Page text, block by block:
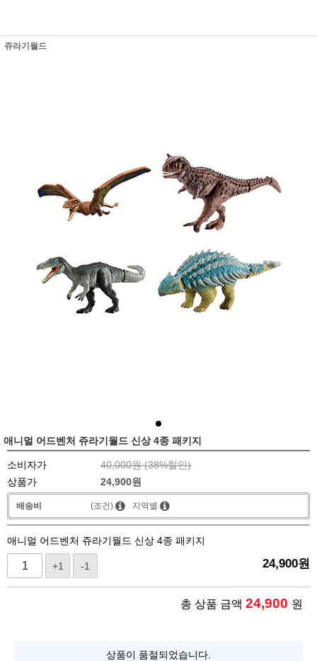
쥬라기월드
애니멀 어드벤처 쥬라기월드 신상 4종 패키지
소비자가 40,000원 (38%할인)
상품가
24,900원
배송비 (조건) 지역별
애니멀 어드벤처 쥬라기월드 신상 4종 패키지
+1 -1 24,900원
총 상품 금액 24,900 원
상품이 품절되었습니다.